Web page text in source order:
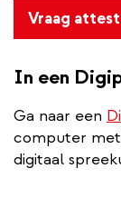
Vraag attest
In een
Ga naar een
computer
digitaal